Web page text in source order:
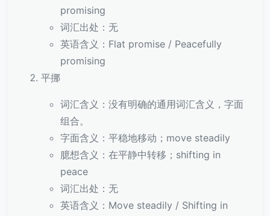
promising
词汇出处：无
英语含义：Flat promise / Peacefully
promising
平挪
词汇含义：没有明确的通用词汇含义，字面
组合。
字面含义：平稳地移动；move steadily
臆想含义：在平静中转移；shifting in
peace
词汇出处：无
英语含义：Move steadily / Shifting in